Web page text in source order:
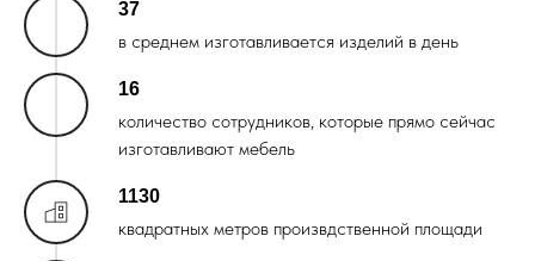
37
в среднем изготавливается изделий в день
16
количество сотрудников, которые прямо сейчас
изготавливают мебель
1130
квадратных метров произвдственной площади